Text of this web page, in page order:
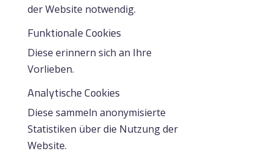
der Website notwendig.
Funktionale Cookies
Diese erinnern sich an Ihre
Vorlieben.
Analytische Cookies
Diese sammeln anonymisierte
Statistiken über die Nutzung der
Website.